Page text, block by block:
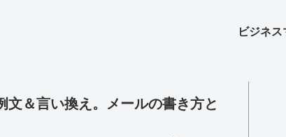
ビジネ
文＆言い換え。メールの書き方と